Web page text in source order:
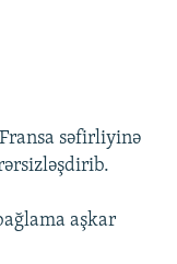
səfirliyinə
aşkar